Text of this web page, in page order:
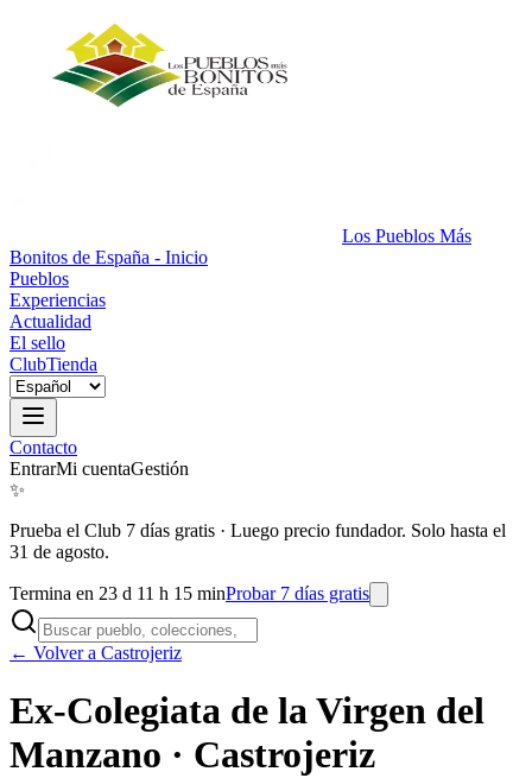
Los Pueblos Más
Bonitos de España - Inicio
Pueblos
Experiencias
Actualidad
El sello
ClubTienda
Contacto
EntrarMi cuentaGestión
✨
Prueba el Club 7 días gratis · Luego precio fundador. Solo hasta el
31 de agosto.
Termina en 23 d 11 h 15 minProbar 7 días gratis
← Volver a Castrojeriz
Ex-Colegiata de la Virgen del
Manzano · Castrojeriz